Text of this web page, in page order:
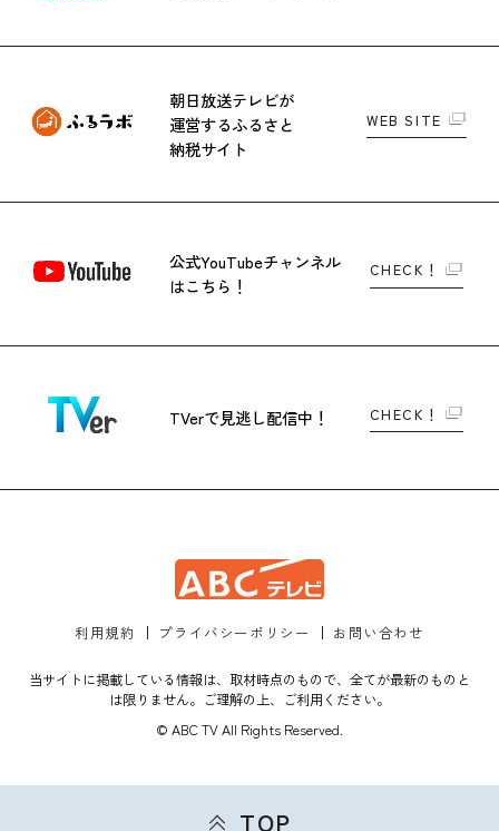
朝日放送テレビが
運営するふるさと
納税サイト
WEB SITE
公式YouTubeチャンネル
はこちら！
CHECK！
TVerで見逃し配信中！ CHECK！
利用規約 プライバシーポリシー お問い合わせ
当サイトに掲載している情報は、取材時点のもので、全てが最新のものと
は限りません。ご理解の上、ご利用ください。
© ABC TV All Rights Reserved.
TOP